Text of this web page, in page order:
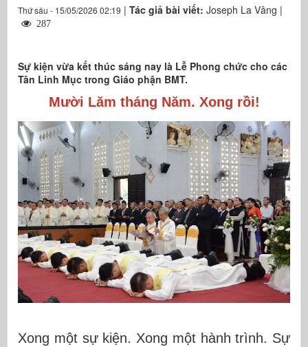
Thứ sáu - 15/05/2026 02:19 | Tác giả bài viết: Joseph La Vâng |
287
Sự kiện vừa kết thúc sáng nay là Lễ Phong chức cho các
Tân Linh Mục trong Giáo phận BMT.
Mười Lăm tháng Năm. Xong rồi!
Xong một sự kiện. Xong một hành trình. Sự